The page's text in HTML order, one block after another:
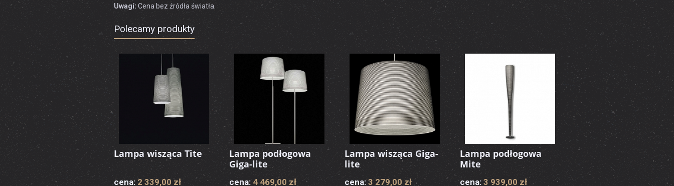
Uwagi: Cena bez źródła światła.
Polecamy produkty
Lampa wisząca Tite
cena: 2 339,00 zł
Lampa podłogowa
Giga-lite
cena: 4 469,00 zł
Lampa wisząca Giga-
lite
cena: 3 279,00 zł
Lampa podłogowa
Mite
cena: 3 939,00 zł